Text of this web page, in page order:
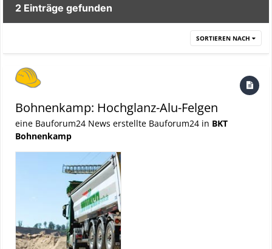
2 Einträge gefunden
SORTIEREN NACH
Bohnenkamp: Hochglanz-Alu-Felgen
eine Bauforum24 News erstellte Bauforum24 in BKT
Bohnenkamp